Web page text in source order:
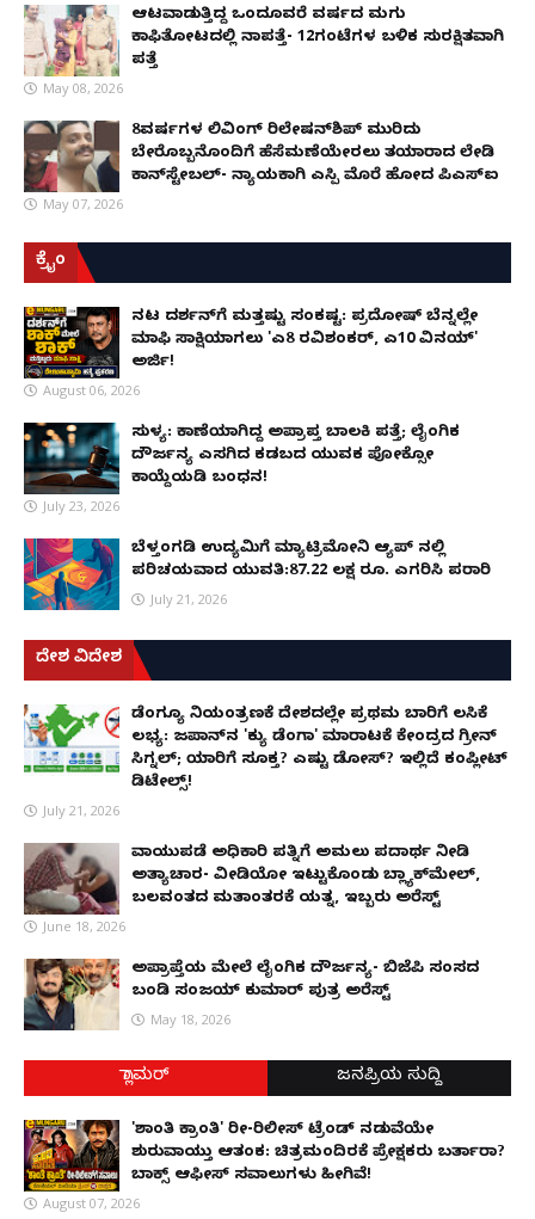
ಆಟವಾಡುತ್ತಿದ್ದ ಒಂದೂವರೆ ವರ್ಷದ ಮಗು
ಕಾಫಿತೋಟದಲ್ಲಿ ನಾಪತ್ತೆ- 12ಗಂಟೆಗಳ ಬಳಿಕ ಸುರಕ್ಷಿತವಾಗಿ
ಪತ್ತೆ
May 08, 2026
8ವರ್ಷಗಳ ಲಿವಿಂಗ್‌ ರಿಲೇಷನ್‌ಶಿಪ್ ಮುರಿದು
ಬೇರೊಬ್ಬನೊಂದಿಗೆ ಹೆಸೆಮಣೆಯೇರಲು ತಯಾರಾದ ಲೇಡಿ
ಕಾನ್‌ಸ್ಟೇಬಲ್- ನ್ಯಾಯಕ್ಕಾಗಿ ಎಸ್ಪಿ ಮೊರೆ ಹೋದ ಪಿಎಸ್ಐ
May 07, 2026
ಕ್ರೈಂ
ನಟ ದರ್ಶನ್‌ಗೆ ಮತ್ತಷ್ಟು ಸಂಕಷ್ಟ: ಪ್ರದೋಷ್ ಬೆನ್ನಲ್ಲೇ
ಮಾಫಿ ಸಾಕ್ಷಿಯಾಗಲು 'ಎ8 ರವಿಶಂಕರ್, ಎ10 ವಿನಯ್'
ಅರ್ಜಿ!
August 06, 2026
ಸುಳ್ಯ: ಕಾಣೆಯಾಗಿದ್ದ ಅಪ್ರಾಪ್ತ ಬಾಲಕಿ ಪತ್ತೆ; ಲೈಂಗಿಕ
ದೌರ್ಜನ್ಯ ಎಸಗಿದ ಕಡಬದ ಯುವಕ ಪೋಕ್ಸೋ
ಕಾಯ್ದೆಯಡಿ ಬಂಧನ!
July 23, 2026
ಬೆಳ್ತಂಗಡಿ ಉದ್ಯಮಿಗೆ ಮ್ಯಾಟ್ರಿಮೋನಿ ಆ್ಯಪ್ ನಲ್ಲಿ
ಪರಿಚಯವಾದ ಯುವತಿ:87.22 ಲಕ್ಷ ರೂ. ಎಗರಿಸಿ ಪರಾರಿ
July 21, 2026
ದೇಶ ವಿದೇಶ
ಡೆಂಗ್ಯೂ ನಿಯಂತ್ರಣಕ್ಕೆ ದೇಶದಲ್ಲೇ ಪ್ರಥಮ ಬಾರಿಗೆ ಲಸಿಕೆ
ಲಭ್ಯ: ಜಪಾನ್‌ನ 'ಕ್ಯು ಡೆಂಗಾ' ಮಾರಾಟಕ್ಕೆ ಕೇಂದ್ರದ ಗ್ರೀನ್
ಸಿಗ್ನಲ್; ಯಾರಿಗೆ ಸೂಕ್ತ? ಎಷ್ಟು ಡೋಸ್? ಇಲ್ಲಿದೆ ಕಂಪ್ಲೀಟ್
ಡಿಟೇಲ್ಸ್!
July 21, 2026
ವಾಯುಪಡೆ ಅಧಿಕಾರಿ ಪತ್ನಿಗೆ ಅಮಲು ಪದಾರ್ಥ ನೀಡಿ
ಅತ್ಯಾಚಾರ- ವೀಡಿಯೋ ಇಟ್ಟುಕೊಂಡು ಬ್ಲ್ಯಾಕ್‌ಮೇಲ್,
ಬಲವಂತದ ಮತಾಂತರಕ್ಕೆ ಯತ್ನ, ಇಬ್ಬರು ಅರೆಸ್ಟ್
June 18, 2026
ಅಪ್ರಾಪ್ತೆಯ ಮೇಲೆ ಲೈಂಗಿಕ ದೌರ್ಜನ್ಯ- ಬಿಜೆಪಿ ಸಂಸದ
ಬಂಡಿ ಸಂಜಯ್ ಕುಮಾರ್ ಪುತ್ರ ಅರೆಸ್ಟ್
May 18, 2026
ಗ್ಲಾಮರ್ ಜನಪ್ರಿಯ ಸುದ್ದಿ
'ಶಾಂತಿ ಕ್ರಾಂತಿ' ರೀ-ರಿಲೀಸ್ ಟ್ರೆಂಡ್ ನಡುವೆಯೇ
ಶುರುವಾಯ್ತು ಆತಂಕ: ಚಿತ್ರಮಂದಿರಕ್ಕೆ ಪ್ರೇಕ್ಷಕರು ಬರ್ತಾರಾ?
ಬಾಕ್ಸ್ ಆಫೀಸ್ ಸವಾಲುಗಳು ಹೀಗಿವೆ!
August 07, 2026